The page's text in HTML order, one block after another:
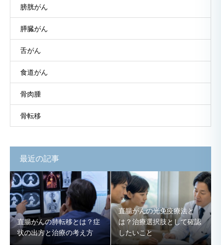
膀胱がん
膵臓がん
舌がん
食道がん
骨肉腫
骨転移
最近の記事
直腸がんの肺転移とは？症
状の出方と治療の考え方
直腸がんの光免疫療法と
は？治療選択肢として確認
したいこと